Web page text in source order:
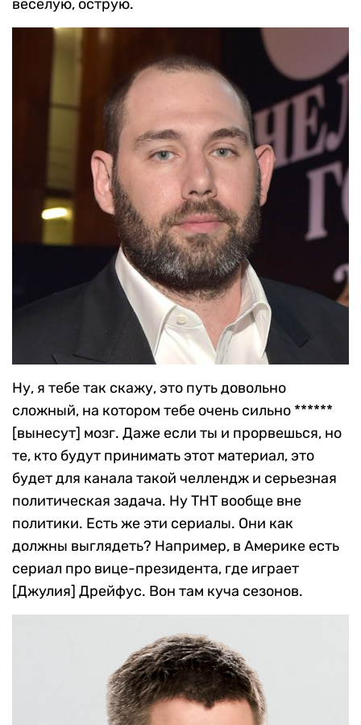
веселую, острую.
Ну, я тебе так скажу, это путь довольно
сложный, на котором тебе очень сильно ******
[вынесут] мозг. Даже если ты и прорвешься, но
те, кто будут принимать этот материал, это
будет для канала такой челлендж и серьезная
политическая задача. Ну ТНТ вообще вне
политики. Есть же эти сериалы. Они как
должны выглядеть? Например, в Америке есть
сериал про вице-президента, где играет
[Джулия] Дрейфус. Вон там куча сезонов.